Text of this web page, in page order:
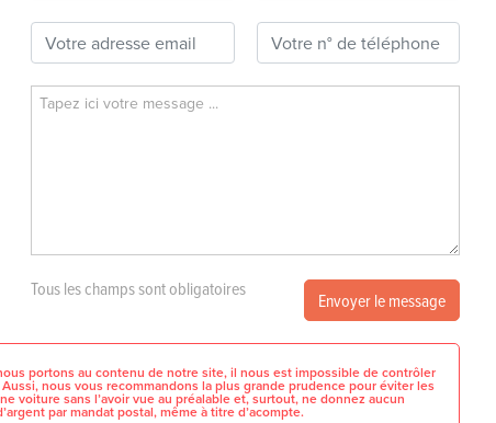
Tous les champs sont obligatoires Envoyer le message
portons au contenu de notre site, il nous est impossible de contrôler
nous vous recommandons la plus grande prudence pour éviter les
voiture sans l’avoir vue au préalable et, surtout, ne donnez aucun
par mandat postal, même à titre d’acompte.